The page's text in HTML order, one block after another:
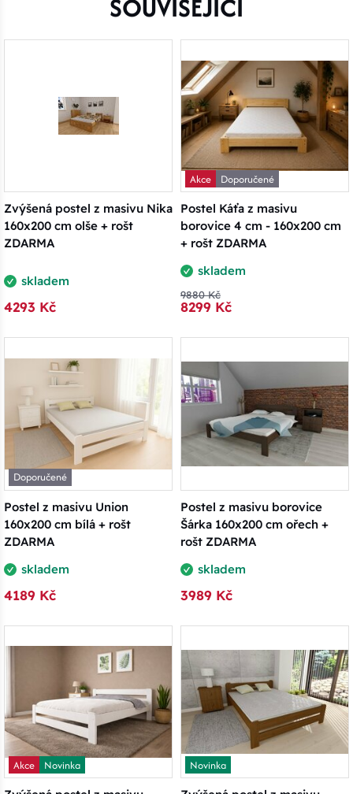
SOUVISEJÍCÍ
Zvýšená postel z masivu Nika
160x200 cm olše + rošt
ZDARMA
skladem
4293 Kč
Akce
Doporučené
Postel Káťa z masivu
borovice 4 cm - 160x200 cm
+ rošt ZDARMA
skladem
9880 Kč
8299 Kč
Doporučené
Postel z masivu Union
160x200 cm bílá + rošt
ZDARMA
skladem
4189 Kč
Postel z masivu borovice
Šárka 160x200 cm ořech +
rošt ZDARMA
skladem
3989 Kč
Akce
Novinka
Novinka